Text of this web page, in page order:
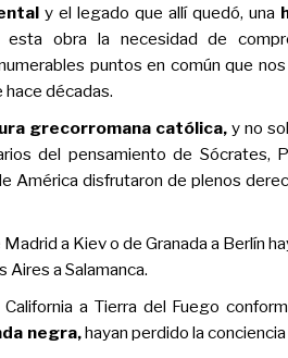
y el legado que allí quedó, una
esta obra la necesidad de
puntos en común que nos
hace décadas.
grecorromana católica,y no
del pensamiento de Sócrates,
América disfrutaron de plenos
a Kiev o de Granada a Berlín
Aires a Salamanca.
a Tierra del Fuego
negra,hayan perdido la conciencia